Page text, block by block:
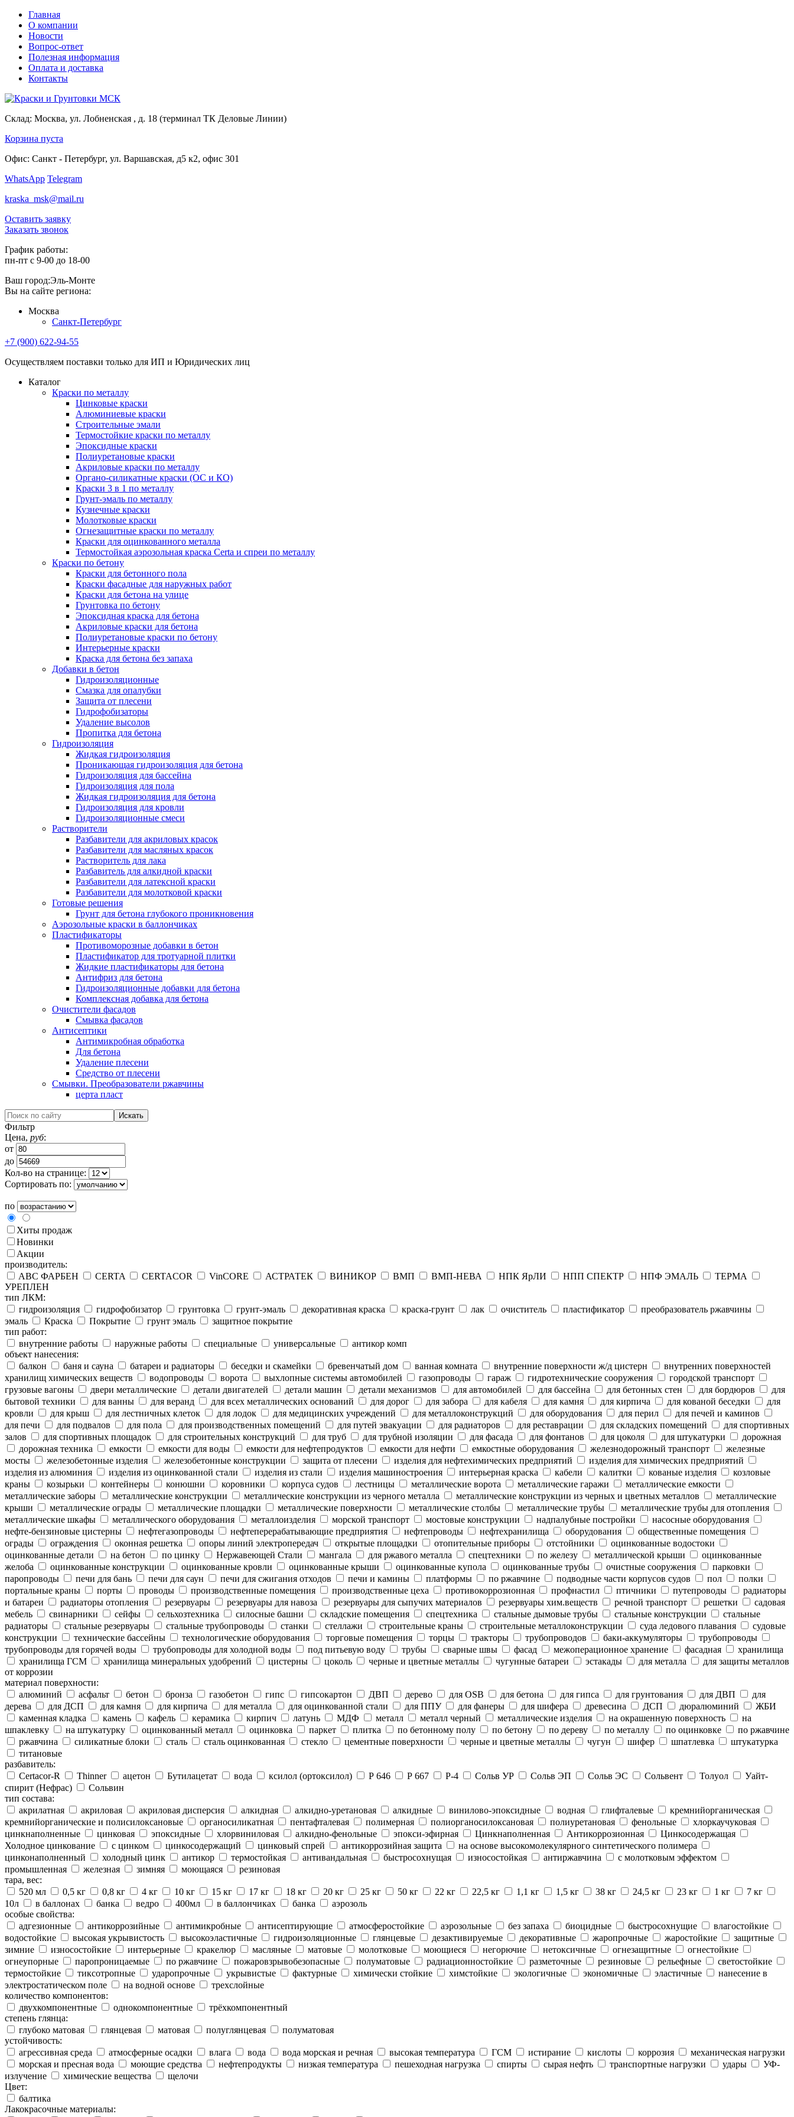
Главная
О компании
Новости
Вопрос-ответ
Полезная информация
Оплата и доставка
Контакты
Склад: Москва, ул. Лобненская , д. 18 (терминал ТК Деловые Линии)
Корзина пуста
Офис: Санкт - Петербург, ул. Варшавская, д5 к2, офис 301
WhatsApp Telegram
kraska_msk@mail.ru
Оставить заявку
Заказать звонок
График работы:
пн-пт с 9-00 до 18-00
Ваш город:Эль-Монте
Вы на сайте региона:
Москва
Санкт-Петербург
+7 (900) 622-94-55
Осуществляем поставки только для ИП и Юридических лиц
Каталог
Краски по металлу
Цинковые краски
Алюминиевые краски
Строительные эмали
Термостойкие краски по металлу
Эпоксидные краски
Полиуретановые краски
Акриловые краски по металлу
Органо-силикатные краски (ОС и КО)
Краски 3 в 1 по металлу
Грунт-эмаль по металлу
Кузнечные краски
Молотковые краски
Огнезащитные краски по металлу
Краски для оцинкованного металла
Термостойкая аэрозольная краска Certa и спреи по металлу
Краски по бетону
Краски для бетонного пола
Краски фасадные для наружных работ
Краски для бетона на улице
Грунтовка по бетону
Эпоксидная краска для бетона
Акриловые краски для бетона
Полиуретановые краски по бетону
Интерьерные краски
Краска для бетона без запаха
Добавки в бетон
Гидроизоляционные
Смазка для опалубки
Защита от плесени
Гидрофобизаторы
Удаление высолов
Пропитка для бетона
Гидроизоляция
Жидкая гидроизоляция
Проникающая гидроизоляция для бетона
Гидроизоляция для бассейна
Гидроизоляция для пола
Жидкая гидроизоляция для бетона
Гидроизоляция для кровли
Гидроизоляционные смеси
Растворители
Разбавители для акриловых красок
Разбавители для масляных красок
Растворитель для лака
Разбавитель для алкидной краски
Разбавители для латексной краски
Разбавители для молотковой краски
Готовые решения
Грунт для бетона глубокого проникновения
Аэрозольные краски в баллончиках
Пластификаторы
Противоморозные добавки в бетон
Пластификатор для тротуарной плитки
Жидкие пластификаторы для бетона
Антифриз для бетона
Гидроизоляционные добавки для бетона
Комплексная добавка для бетона
Очистители фасадов
Смывка фасадов
Антисептики
Антимикробная обработка
Для бетона
Удаление плесени
Средство от плесени
Смывки. Преобразователи ржавчины
церта пласт
Фильтр
Цена, руб:
от
до
Кол-во на странице:
Сортировать по:
по
Хиты продаж
Новинки
Акции
производитель:
ABC ФАРБЕН
CERTA CERTACOR VinCORE АСТРАТЕК ВИНИКОР ВМП ВМП-НЕВА НПК ЯрЛИ НПП СПЕКТР НПФ ЭМАЛЬ
ТЕРМА
УРЕПЛЕН
тип ЛКМ:
гидроизоляция
гидрофобизатор грунтовка грунт-эмаль декоративная краска краска-грунт лак очиститель пластификатор
преобразователь ржавчины
эмаль
Краска Покрытие грунт эмаль
защитное покрытие
тип работ:
внутренние работы
наружные работы специальные универсальные
антикор комп
объект нанесения:
балкон
баня и сауна батареи и радиаторы беседки и скамейки бревенчатый дом ванная комната внутренние поверхности ж/д цистерн
внутренних поверхностей
хранилищ химических веществ
водопроводы ворота выхлопные системы автомобилей газопроводы гараж гидротехнические сооружения
городской транспорт
грузовые вагоны
двери металлические детали двигателей детали машин детали механизмов для автомобилей для бассейна для бетонных стен для бордюров
для
бытовой техники
для ванны для веранд для всех металлических оснований для дорог для забора для кабеля для камня для кирпича для кованой беседки
для
кровли
для крыш для лестничных клеток для лодок для медицинских учреждений для металлоконструкций для оборудования для перил
для печей и каминов
для печи
для подвалов для пола для производственных помещений для путей эвакуации для радиаторов для реставрации для складских помещений
для спортивных
залов
для спортивных площадок для строительных конструкций для труб для трубной изоляции для фасада для фонтанов для цоколя для штукатурки
дорожная
дорожная техника
емкости емкости для воды емкости для нефтепродуктов емкости для нефти емкостные оборудования железнодорожный транспорт
железные
мосты
железобетонные изделия железобетонные конструкции защита от плесени изделия для нефтехимических предприятий
изделия для химических предприятий
изделия из алюминия
изделия из оцинкованной стали изделия из стали изделия машиностроения интерьерная краска кабели калитки кованые изделия
козловые
краны
козырьки контейнеры конюшни коровники корпуса судов лестницы металлические ворота металлические гаражи
металлические емкости
металлические заборы
металлические конструкции металлические конструкции из черного металла металлические конструкции из черных и цветных металлов
металлические
крыши
металлические ограды металлические площадки металлические поверхности металлические столбы металлические трубы
металлические трубы для отопления
металлические шкафы
металлического оборудования металлоизделия морской транспорт мостовые конструкции надпалубные постройки
насосные оборудования
нефте-бензиновые цистерны
нефтегазопроводы нефтеперерабатывающие предприятия нефтепроводы нефтехранилища оборудования
общественные помещения
ограды
ограждения оконная решетка опоры линий электропередач открытые площадки отопительные приборы отстойники
оцинкованные водостоки
оцинкованные детали
на бетон по цинку Нержавеющей Стали мангала для ржавого металла спецтехники по железу металлической крыши
оцинкованные
желоба
оцинкованные конструкции оцинкованные кровли оцинкованные крыши оцинкованные купола оцинкованные трубы очистные сооружения
парковки
паропроводы
печи для бань печи для саун печи для сжигания отходов печи и камины платформы по ржавчине подводные части корпусов судов пол
полки
портальные краны
порты проводы производственные помещения производственные цеха противокоррозионная профнастил птичники путепроводы
радиаторы
и батареи
радиаторы отопления резервуары резервуары для навоза резервуары для сыпучих материалов резервуары хим.веществ речной транспорт решетки
садовая
мебель
свинарники сейфы сельхозтехника силосные башни складские помещения спецтехника стальные дымовые трубы стальные конструкции
стальные
радиаторы
стальные резервуары стальные трубопроводы станки стеллажи строительные краны строительные металлоконструкции суда ледового плавания
судовые
конструкции
технические бассейны технологические оборудования торговые помещения торцы тракторы трубопроводов баки-аккумуляторы
трубопроводы
трубопроводы для горячей воды
трубопроводы для холодной воды под питьевую воду трубы сварные швы фасад межоперационное хранение фасадная
хранилища
хранилища ГСМ
хранилища минеральных удобрений цистерны цоколь черные и цветные металлы чугунные батареи эстакады для металла
для защиты металлов
от коррозии
материал поверхности:
алюминий
асфальт бетон бронза газобетон гипс гипсокартон ДВП дерево для OSB для бетона для гипса для грунтования для ДВП
для
дерева
для ДСП для камня для кирпича для металла для оцинкованной стали для ППУ для фанеры для шифера древесина ДСП дюралюминий
ЖБИ
каменная кладка
камень кафель керамика кирпич латунь МДФ металл металл черный металлические изделия на окрашенную поверхность
на
шпаклевку
на штукатурку оцинкованный металл оцинковка паркет плитка по бетонному полу по бетону по дереву по металлу по оцинковке
по ржавчине
ржавчина
силикатные блоки сталь сталь оцинкованная стекло цементные поверхности черные и цветные металлы чугун шифер шпатлевка
штукатурка
титановые
разбавитель:
Certacor-R
Thinner ацетон Бутилацетат вода ксилол (ортоксилол) Р 646 Р 667 Р-4 Сольв УР Сольв ЭП Сольв ЭС Сольвент Толуол
Уайт-
спирит (Нефрас)
Сольвин
тип состава:
акрилатная
акриловая акриловая дисперсия алкидная алкидно-уретановая алкидные винилово-эпоксидные водная глифталевые
кремнийорганическая
кремнийорганические и полисилоксановые
органосиликатная пентафталевая полимерная полиорганосилоксановая полиуретановая фенольные
хлоркаучуковая
цинкнаполненные
цинковая эпоксидные хлорвиниловая алкидно-фенольные эпокси-эфирная Цинкнаполненная Антикоррозионная
Цинкосодержащая
Холодное цинкование
с цинком цинкосодержащий цинковый спрей антикоррозийная защита
на основе высокомолекулярного синтетического полимера
цинконаполненный
холодный цинк антикор термостойкая антивандальная быстросохнущая износостойкая антиржавчина
с молотковым эффектом
промышленная
железная зимняя моющаяся
резиновая
тара, вес:
520 мл
0,5 кг 0,8 кг 4 кг 10 кг 15 кг 17 кг 18 кг 20 кг 25 кг 50 кг 22 кг 22,5 кг 1,1 кг 1,5 кг 38 кг 24,5 кг 23 кг 1 кг
7 кг
10л
в баллонах банка ведро 400мл в баллончиках банка
аэрозоль
особые свойства:
адгезионные
антикоррозийные антимикробные антисептирующие атмосферостойкие аэрозольные без запаха биоцидные быстросохнущие
влагостойкие
водостойкие
высокая укрывистость высокоэластичные гидроизоляционные глянцевые дезактивируемые декоративные жаропрочные жаростойкие
защитные
зимние
износостойкие интерьерные кракелюр масляные матовые молотковые моющиеся негорючие нетоксичные огнезащитные
огнестойкие
огнеупорные
паропроницаемые по ржавчине пожаровзрывобезопасные полуматовые радиационностойкие разметочные резиновые рельефные
светостойкие
термостойкие
тиксотропные ударопрочные укрывистые фактурные химически стойкие химстойкие экологичные экономичные эластичные
нанесение в
электростатическом поле
на водной основе
трехслойные
количество компонентов:
двухкомпонентные
однокомпонентные
трёхкомпонентный
степень глянца:
глубоко матовая
глянцевая матовая полуглянцевая
полуматовая
устойчивость:
агрессивная среда
атмосферные осадки влага вода вода морская и речная высокая температура ГСМ истирание кислоты коррозия
механическая нагрузки
морская и пресная вода
моющие средства нефтепродукты низкая температура пешеходная нагрузка спирты сырая нефть транспортные нагрузки удары
УФ-
излучение
химические вещества
щелочи
Цвет:
балтика
Лакокрасочные материалы: